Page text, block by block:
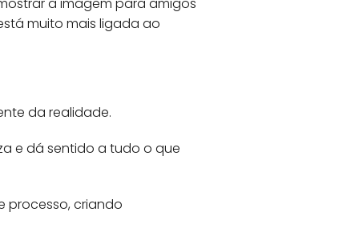
muito mais ligada ao
da realidade.
e dá sentido a tudo o que
processo, criando